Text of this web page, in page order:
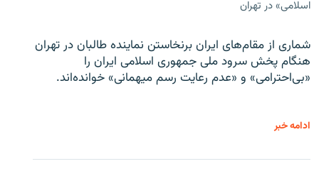
اسلامی» در تهران
شماری از مقام‌های ایران برنخاستن نماینده طالبان در تهران
هنگام پخش سرود ملی جمهوری اسلامی ایران را
«بی‌احترامی» و «عدم رعایت رسم میهمانی» خوانده‌اند.
ادامه خبر